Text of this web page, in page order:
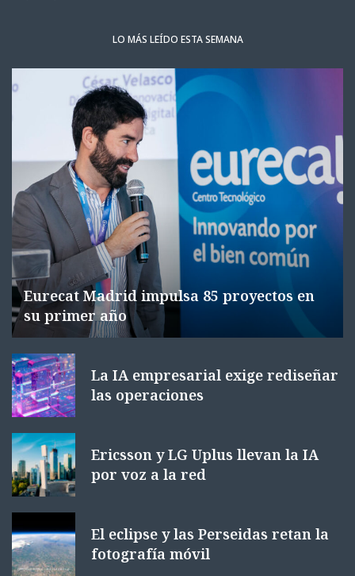
LO MÁS LEÍDO ESTA SEMANA
Eurecat Madrid impulsa 85 proyectos en
su primer año
La IA empresarial exige rediseñar
las operaciones
Ericsson y LG Uplus llevan la IA
por voz a la red
El eclipse y las Perseidas retan la
fotografía móvil